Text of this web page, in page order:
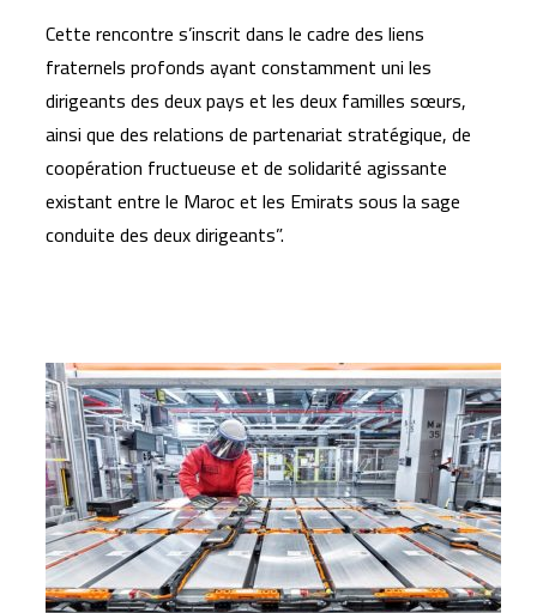
Cette rencontre s’inscrit dans le cadre des liens
fraternels profonds ayant constamment uni les
dirigeants des deux pays et les deux familles sœurs,
ainsi que des relations de partenariat stratégique, de
coopération fructueuse et de solidarité agissante
existant entre le Maroc et les Emirats sous la sage
conduite des deux dirigeants”.